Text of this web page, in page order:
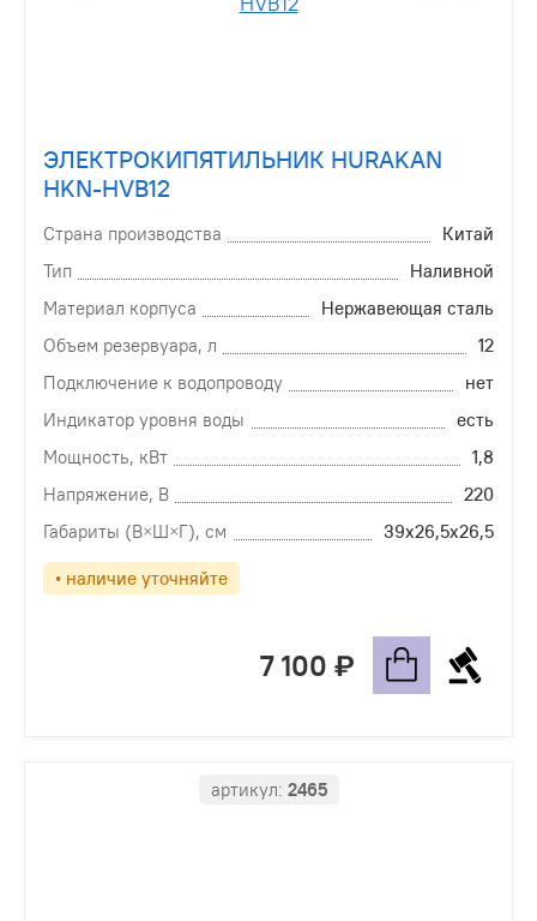
ЭЛЕКТРОКИПЯТИЛЬНИК HURAKAN
HKN-HVB12
Страна производства
Китай
Тип
Наливной
Материал корпуса
Нержавеющая сталь
Объем резервуара, л
12
Подключение к водопроводу
нет
Индикатор уровня воды
есть
Мощность, кВт
1,8
Напряжение, В
220
Габариты (В×Ш×Г), см
39х26,5х26,5
• наличие уточняйте
7 100
артикул: 2465